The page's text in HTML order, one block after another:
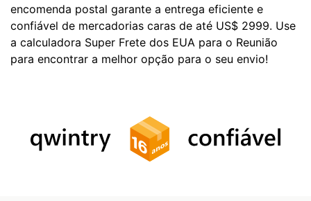
encomenda postal garante a entrega eficiente e
confiável de mercadorias caras de até US$ 2999. Use
a calculadora Super Frete dos EUA para o Reunião
para encontrar a melhor opção para o seu envio!